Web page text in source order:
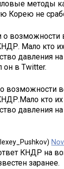
методы
Корею не
о возможности
Мало кто
давления
он в Twitter.
возможности
кто их
давления
КНДР на
заранее.